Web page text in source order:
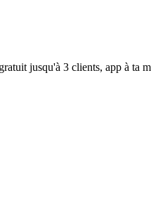
jusqu'à 3 clients, app à ta